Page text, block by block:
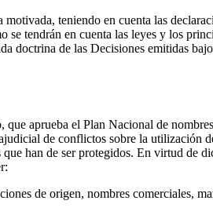
teniendo en cuenta las
tendrán en cuenta las leyes y los
doctrina de las Decisiones emitidas
aprueba el Plan Nacional de
de conflictos sobre la
han de ser protegidos. En virtud de
de origen, nombres comerciales,